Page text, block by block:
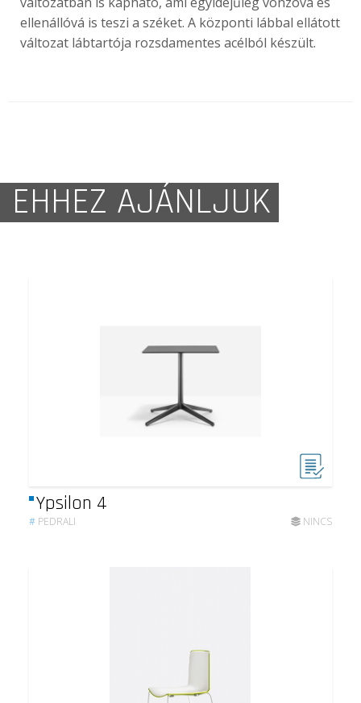
ellenállóvá is teszi a széket. A központi lábbal ellátott
változat lábtartója rozsdamentes acélból készült.
EHHEZ AJÁNLJUK
Ypsilon 4
# PEDRALI NINCS